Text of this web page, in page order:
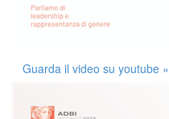
Guarda il video su youtube »